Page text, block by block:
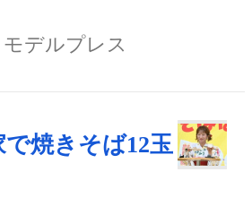
モデルプレス
焼きそば12玉